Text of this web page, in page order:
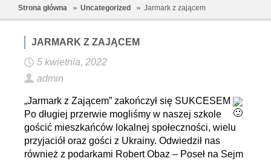
Strona główna Uncategorized Jarmark z zającem
JARMARK Z ZAJĄCEM
5 kwietnia, 2022
admin
„Jarmark z Zającem” zakończył się SUKCESEM
Po długiej przerwie mogliśmy w naszej szkole
gościć mieszkańców lokalnej społeczności, wielu
przyjaciół oraz gości z Ukrainy. Odwiedził nas
również z podarkami Robert Obaz – Poseł na Sejm